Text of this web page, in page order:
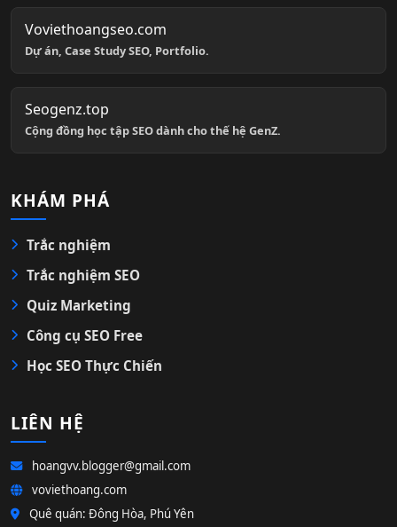
Voviethoangseo.com
Dự án, Case Study SEO, Portfolio.
Seogenz.top
Cộng đồng học tập SEO dành cho thế hệ GenZ.
KHÁM PHÁ
Trắc nghiệm
Trắc nghiệm SEO
Quiz Marketing
Công cụ SEO Free
Học SEO Thực Chiến
LIÊN HỆ
hoangvv.blogger@gmail.com
voviethoang.com
Quê quán: Đông Hòa, Phú Yên